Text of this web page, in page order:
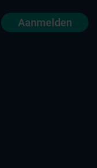
Aanmelden